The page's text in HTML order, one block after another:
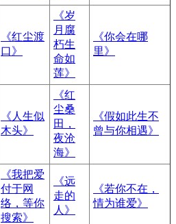
《红尘渡
口》
《岁
月腐
朽生
命如
莲》
《你会在哪
里》
《人生似
木头》
《红
尘桑
田，
夜沧
海》
《假如此生不
曾与你相遇》
《我把爱
付于网
络，等你
搜索》
《远
走的
人》
《若你不在，
情为谁爱》